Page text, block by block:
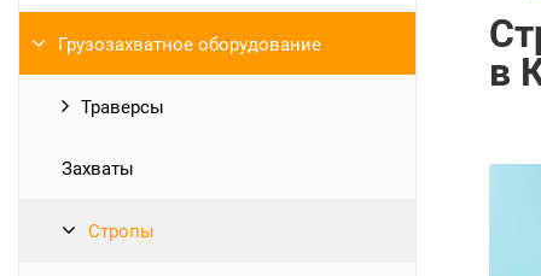
Грузозахватное оборудование
Траверсы
Захваты
Стропы
в